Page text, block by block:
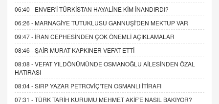
06:40 - ENVER'İ TÜRKİSTAN HAYALİNE KİM İNANDIRDI?
06:26 - MARNAGİYE TUTUKLUSU GANNUŞİ'DEN MEKTUP VAR
09:47 - İRAN CEPHESİNDEN ÇOK ÖNEMLİ AÇIKLAMALAR
08:46 -ŞAİR MURAT KAPKINER VEFAT ETTİ
08:08 -VEFAT YILDÖNÜMÜNDE OSMANOĞLU AİLESİNDEN ÖZAL
HATIRASI
08:04 -SIRP YAZAR PETROVİÇ'TEN OSMANLI İTİRAFI
07:31 -TÜRK TARİH KURUMU MEHMET AKİF'E NASIL BAKIYOR?